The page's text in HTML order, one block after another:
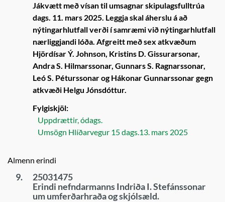
Jákvætt með vísan til umsagnar skipulagsfulltrúa
dags. 11. mars 2025. Leggja skal áherslu á að
nýtingarhlutfall verði í samræmi við nýtingarhlutfall
nærliggjandi lóða. Afgreitt með sex atkvæðum
Hjördísar Ý. Johnson, Kristins D. Gissurarsonar,
Andra S. Hilmarssonar, Gunnars S. Ragnarssonar,
Leó S. Péturssonar og Hákonar Gunnarssonar gegn
atkvæði Helgu Jónsdóttur.
Fylgiskjöl:
Uppdrættir, ódags.
Umsögn Hlíðarvegur 15 dags.13. mars 2025
Almenn erindi
9.
25031475
Erindi nefndarmanns Indriða I. Stefánssonar
um umferðarhraða og skjólsæld.